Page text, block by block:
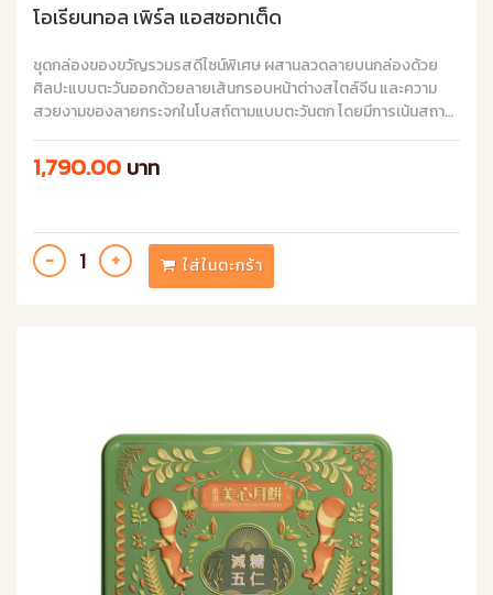
โอเรียนทอล เพิร์ล แอสซอทเต็ด
ชุดกล่องของขวัญรวมรสดีไซน์พิเศษ ผสานลวดลายบนกล่องด้วย
ศิลปะแบบตะวันออกด้วยลายเส้นกรอบหน้าต่างสไตล์จีน และความ
สวยงามของลายกระจกในโบสถ์ตามแบบตะวันตก โดยมีการเน้นสถาน
ที่สำคัญ 6 แห่งที่แสดงถึงความเป็นฮ่องกง มาในชื่อ Oriental Pearl ที่
สื่อถึงความเป็นฮ่องกงได้อย่างชัดเจน
1,790.00 บาท
ใส่ในตะกร้า